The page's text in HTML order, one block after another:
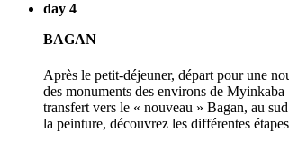
day 4
BAGAN
Après le petit-déjeuner, départ pour une
des monuments des environs de
transfert vers le « nouveau » Bagan, au
la peinture, découvrez les différentes